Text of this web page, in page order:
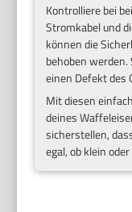
Kontrolliere bei
Stromkabel und
können die
behoben
einen Defekt des
Mit diesen
deines
sicherstellen,
egal, ob klein